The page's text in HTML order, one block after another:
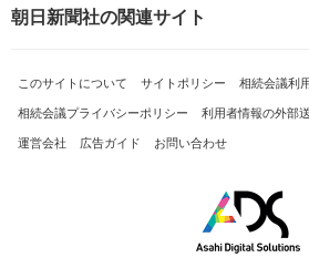
朝日新聞社の関連サイト
このサイトについて サイトポリシー 相続会議利
相続会議プライバシーポリシー 利用者情報の外部
運営会社 広告ガイド お問い合わせ